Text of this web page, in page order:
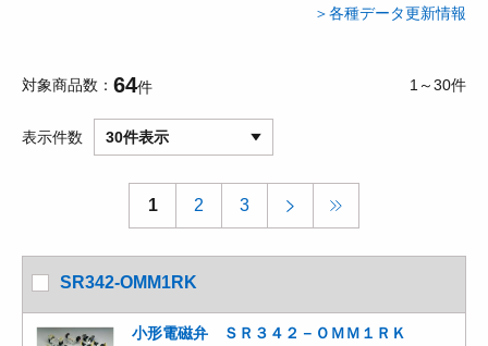
＞各種データ更新情報
対象商品数 64件 1～30件
表示件数 30件表示
1 2 3
SR342-OMM1RK
小形電磁弁 ＳＲ３４２－ＯＭＭ１ＲＫ